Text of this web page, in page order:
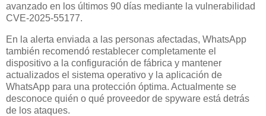
avanzado en los últimos 90 días mediante la vulnerabilidad
CVE-2025-55177.
En la alerta enviada a las personas afectadas, WhatsApp
también recomendó restablecer completamente el
dispositivo a la configuración de fábrica y mantener
actualizados el sistema operativo y la aplicación de
WhatsApp para una protección óptima. Actualmente se
desconoce quién o qué proveedor de spyware está detrás
de los ataques.